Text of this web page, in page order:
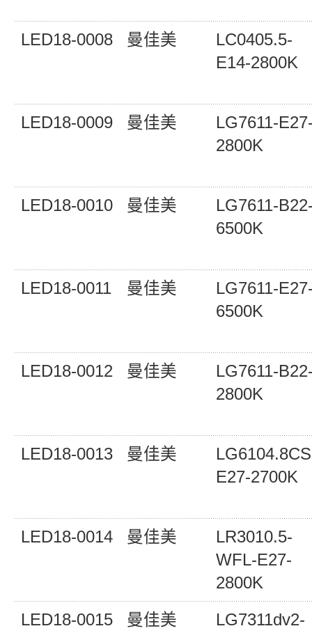
LED18-0008 曼佳美
LC0405.5-
E14-2800K
LED18-0009 曼佳美
LG7611-
2800K
LED18-0010 曼佳美
LG7611-
6500K
LED18-0011 曼佳美
LG7611-
6500K
LED18-0012 曼佳美
LG7611-
2800K
LED18-0013 曼佳美
E27-2700K
LED18-0014 曼佳美
LR3010.5-
WFL-E27-
2800K
LED18-0015 曼佳美
LG7311dv2-